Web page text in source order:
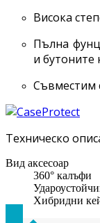
Висока
Пълна
и бутоните
Съвместим
Техническо
Вид аксесоар
360° калъфи
Хибридни